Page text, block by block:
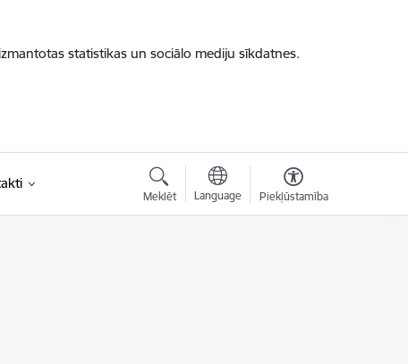
statistikas un sociālo mediju sīkdatnes.
Meklēt Language Piekļūstamība